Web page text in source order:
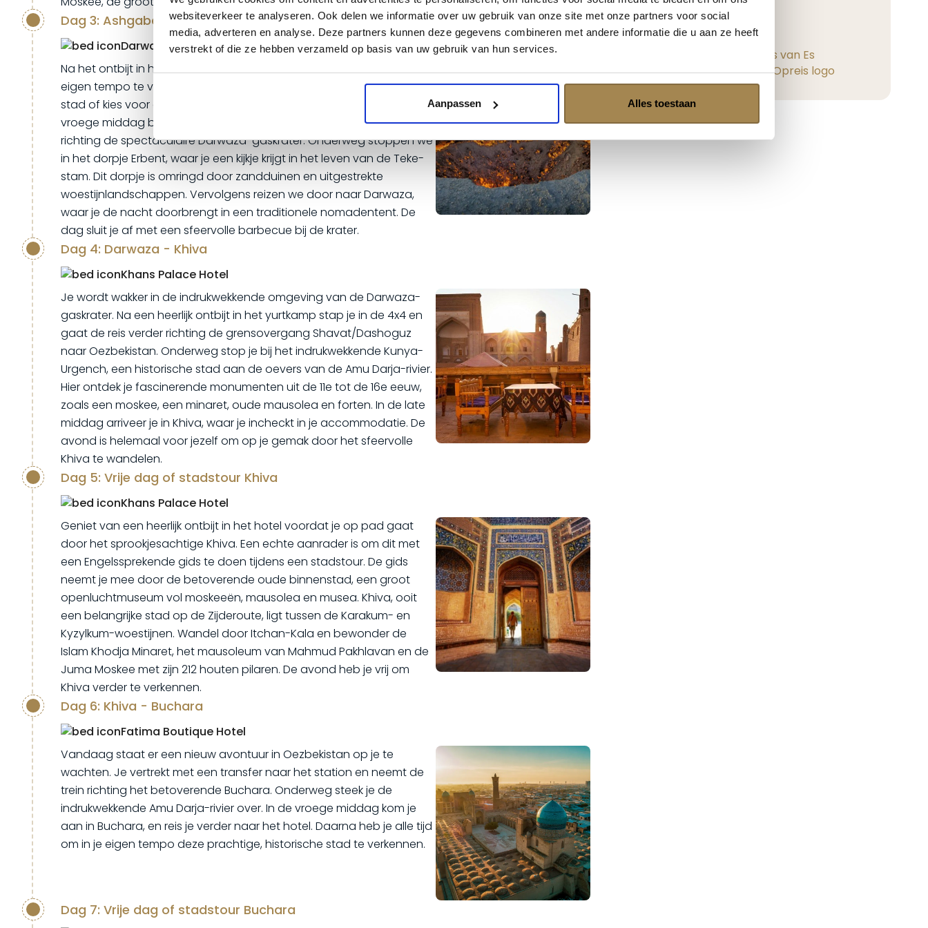
websiteverkeer te analyseren. Ook delen we informatie over uw gebruik van onze site met onze partners voor social
media, adverteren en analyse. Deze partners kunnen deze gegevens combineren met andere informatie die u aan ze heeft
verstrekt of die ze hebben verzameld op basis van uw gebruik van hun services.
Aanpassen Alles toestaan
Dag 3: Ashgabat - Darwaza
Darwaza Yurt kamp
Na het ontbijt in het hotel heb je de ochtend vrij om Ashgabat in je
eigen tempo te verkennen. Maak een ontspannen wandeling door de
stad of kies voor een busrit langs de indrukwekkende straten. In de
vroege middag begint het avontuur écht wanneer je per 4x4 vertrekt
richting de spectaculaire Darwaza-gaskrater. Onderweg stoppen we
in het dorpje Erbent, waar je een kijkje krijgt in het leven van de Teke-
stam. Dit dorpje is omringd door zandduinen en uitgestrekte
woestijnlandschappen. Vervolgens reizen we door naar Darwaza,
waar je de nacht doorbrengt in een traditionele nomadentent. De
dag sluit je af met een sfeervolle barbecue bij de krater.
Dag 4: Darwaza - Khiva
Khans Palace Hotel
Je wordt wakker in de indrukwekkende omgeving van de Darwaza-
gaskrater. Na een heerlijk ontbijt in het yurtkamp stap je in de 4x4 en
gaat de reis verder richting de grensovergang Shavat/Dashoguz
naar Oezbekistan. Onderweg stop je bij het indrukwekkende Kunya-
Urgench, een historische stad aan de oevers van de Amu Darja-rivier.
Hier ontdek je fascinerende monumenten uit de 11e tot de 16e eeuw,
zoals een moskee, een minaret, oude mausolea en forten. In de late
middag arriveer je in Khiva, waar je incheckt in je accommodatie. De
avond is helemaal voor jezelf om op je gemak door het sfeervolle
Khiva te wandelen.
Dag 5: Vrije dag of stadstour Khiva
Khans Palace Hotel
Geniet van een heerlijk ontbijt in het hotel voordat je op pad gaat
door het sprookjesachtige Khiva. Een echte aanrader is om dit met
een Engelssprekende gids te doen tijdens een stadstour. De gids
neemt je mee door de betoverende oude binnenstad, een groot
openluchtmuseum vol moskeeën, mausolea en musea. Khiva, ooit
een belangrijke stad op de Zijderoute, ligt tussen de Karakum- en
Kyzylkum-woestijnen. Wandel door Itchan-Kala en bewonder de
Islam Khodja Minaret, het mausoleum van Mahmud Pakhlavan en de
Juma Moskee met zijn 212 houten pilaren. De avond heb je vrij om
Khiva verder te verkennen.
Dag 6: Khiva - Buchara
Fatima Boutique Hotel
Vandaag staat er een nieuw avontuur in Oezbekistan op je te
wachten. Je vertrekt met een transfer naar het station en neemt de
trein richting het betoverende Buchara. Onderweg steek je de
indrukwekkende Amu Darja-rivier over. In de vroege middag kom je
aan in Buchara, en reis je verder naar het hotel. Daarna heb je alle tijd
om in je eigen tempo deze prachtige, historische stad te verkennen.
Dag 7: Vrije dag of stadstour Buchara
Lees verder
Google
Jos van Es